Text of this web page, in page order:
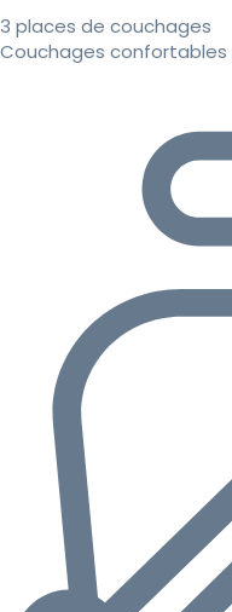
3 places de couchages
Couchages confortables